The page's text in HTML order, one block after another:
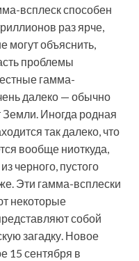
всплеск способен
раз ярче,
могутобъяснить,
проблемы
гамма-
далеко — обычно
Иногда родная
так далеко, что
вообще ниоткуда,
черного, пустого
Эти гамма-всплески
некоторые
собой
загадку. Новое
15 сентября в